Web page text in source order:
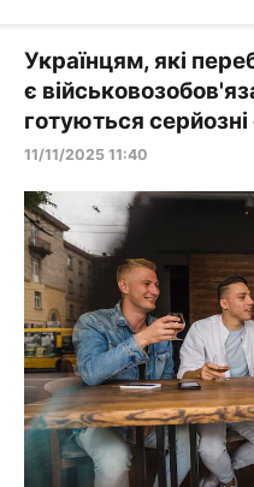
Українцям, які
є
готуються
11/11/2025 11:40